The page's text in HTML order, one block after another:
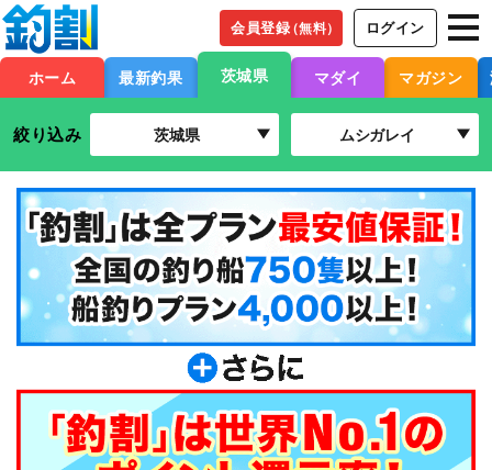
会員登録（無料） ログイン
ホーム 最新釣果 茨城県 マダイ マガジン
絞り込み 茨城県 ムシガレイ